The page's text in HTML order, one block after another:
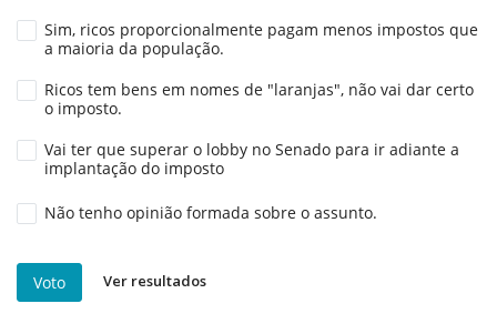
Sim, ricos proporcionalmente pagam menos impostos que
a maioria da população.
Ricos tem bens em nomes de "laranjas", não vai dar certo
o imposto.
Vai ter que superar o lobby no Senado para ir adiante a
implantação do imposto
Não tenho opinião formada sobre o assunto.
Voto Ver resultados